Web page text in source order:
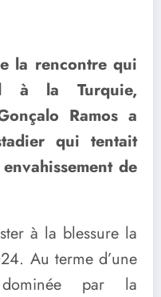
la rencontre qui
à la Turquie,
Ramos a
qui tentait
de
à la blessure la
Au terme d’une
dominée par la